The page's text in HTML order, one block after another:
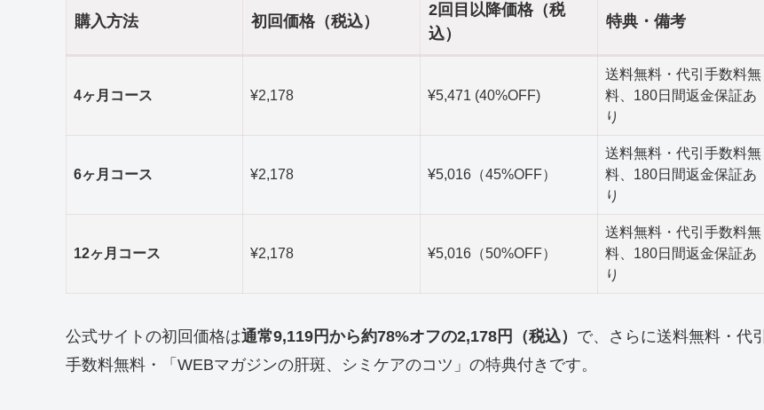
購入方法 初回価格（税込）
2回目以降価格（税
込）
特典・備考
4ヶ月コース ¥2,178 ¥5,471 (40%OFF)
送料無料・代引手数料無
料、180日間返金保証あ
り
6ヶ月コース ¥2,178 ¥5,016（45%OFF）
送料無料・代引手数料無
料、180日間返金保証あ
り
12ヶ月コース ¥2,178 ¥5,016（50%OFF）
送料無料・代引手数料無
料、180日間返金保証あ
り
公式サイトの初回価格は通常9,119円から約78%オフの2,178円（税込） で、さらに送料無料・代引
手数料無料・「WEBマガジンの肝斑、シミケアのコツ」の特典付きです。